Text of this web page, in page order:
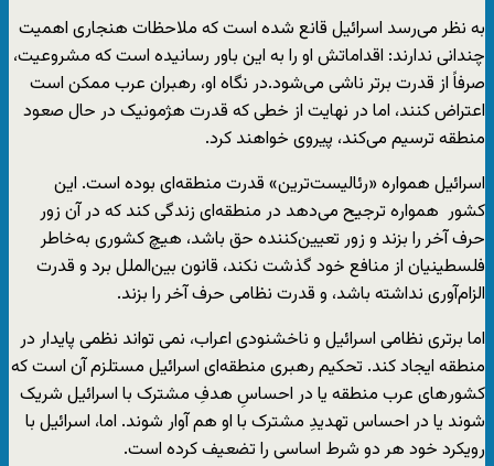
به نظر می‌رسد اسرائیل قانع شده است که ملاحظات هنجاری اهمیت
چندانی ندارند: اقداماتش او را به این باور رسانیده است که مشروعیت،
صرفاً از قدرت برتر ناشی می‌شود.در نگاه او، رهبران عرب ممکن است
اعتراض کنند، اما در نهایت از خطی که قدرت هژمونیک در حال صعود
منطقه ترسیم می‌کند، پیروی خواهند کرد.
اسرائیل همواره «رئالیست‌ترین» قدرت منطقه‌ای بوده است. این
کشور همواره ترجیح می‌دهد در منطقه‌ای زندگی کند که در آن زور
حرف آخر را بزند و زور تعیین‌کننده حق باشد، هیچ کشوری به‌خاطر
فلسطینیان از منافع خود گذشت نکند، قانون بین‌الملل برد و قدرت
الزام‌آوری نداشته باشد، و قدرت نظامی حرف آخر را بزند.
اما برتری نظامی اسرائیل و ناخشنودی اعراب، نمی تواند نظمی پایدار در
منطقه ایجاد کند. تحکیم رهبری منطقه‌ای اسرائیل مستلزم آن است که
کشور‌های عرب منطقه یا در احساسِ هدفِ مشترک با اسرائیل شریک
شوند یا در احساس تهدیدِ مشترک با او هم آوار شوند. اما، اسرائیل با
رویکرد خود هر دو شرط اساسی را تضعیف کرده است.